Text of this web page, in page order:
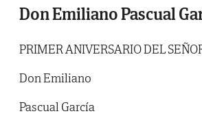
Don Emiliano Pascual
PRIMER ANIVERSARIO DEL
Don Emiliano
Pascual García